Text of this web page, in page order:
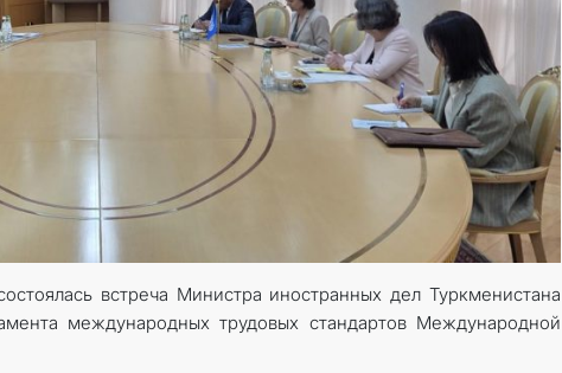
MFA
CONTACT US
встреча Министра иностранных дел Туркменистана
международных трудовых стандартов Международной